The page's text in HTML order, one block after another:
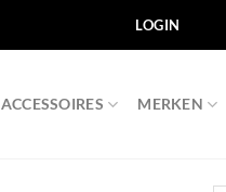
LOGIN
ACCESSOIRES MERKEN